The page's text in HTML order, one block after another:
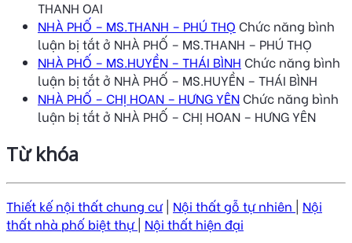
THANH OAI
NHÀ PHỐ – MS.THANH – PHÚ THỌ Chức năng bình
luận bị tắtở NHÀ PHỐ – MS.THANH – PHÚ THỌ
NHÀ PHỐ – MS.HUYỀN – THÁI BÌNH Chức năng bình
luận bị tắtở NHÀ PHỐ – MS.HUYỀN – THÁI BÌNH
NHÀ PHỐ – CHỊ HOAN – HƯNG YÊN Chức năng bình
luận bị tắtở NHÀ PHỐ – CHỊ HOAN – HƯNG YÊN
Từ khóa
Thiết kế nội thất chung cư| Nội thất gỗ tự nhiên | Nội
thất nhà phố biệt thự| Nội thất hiện đại